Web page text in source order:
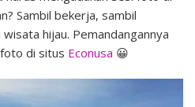
Sambil bekerja, sambil
hijau. Pemandangannya
di situs Econusa 😀